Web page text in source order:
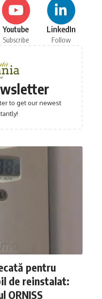
Youtube
Subscribe
LinkedIn
Follow
to get our newest
pentru
de reinstalat:
ORNISS